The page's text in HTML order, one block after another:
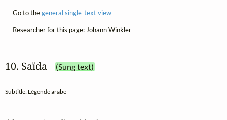
Go to thegeneral single-text view
Researcher for this page: Johann Winkler
10. Saïda (Sung text)
Subtitle: Légende arabe